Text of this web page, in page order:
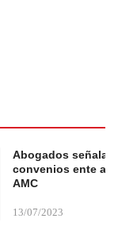
Abogados
convenios ente
AMC
13/07/2023